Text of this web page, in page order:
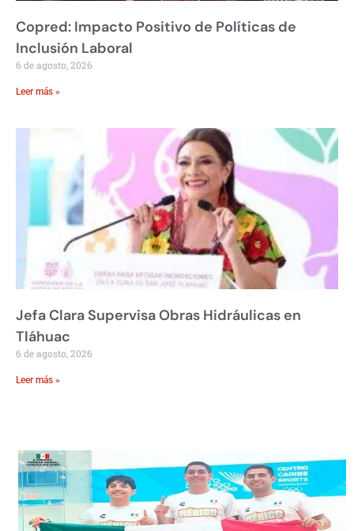
Copred: Impacto Positivo de Políticas de
Inclusión Laboral
6 de agosto, 2026
Leer más »
Jefa Clara Supervisa Obras Hidráulicas en
Tláhuac
6 de agosto, 2026
Leer más »